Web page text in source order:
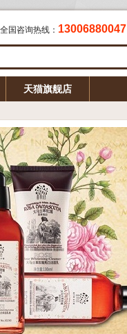
全国咨询热线： 13006880047
天猫旗舰店